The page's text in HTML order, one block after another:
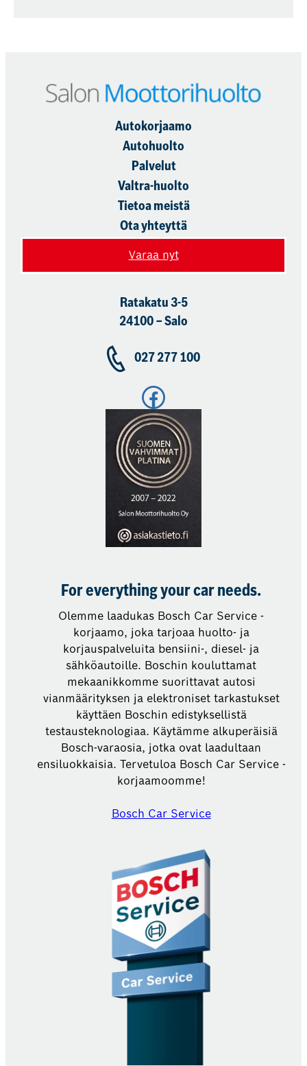
Autokorjaamo
Autohuolto
Palvelut
Valtra-huolto
Tietoa meistä
Ota yhteyttä
Varaa nyt
Ratakatu 3-5
24100 – Salo
027 277 100
Facebook
For everything your car needs.
Olemme laadukas Bosch Car Service -
korjaamo, joka tarjoaa huolto- ja
korjauspalveluita bensiini-, diesel- ja
sähköautoille. Boschin kouluttamat
mekaanikkomme suorittavat autosi
vianmäärityksen ja elektroniset tarkastukset
käyttäen Boschin edistyksellistä
testausteknologiaa. Käytämme alkuperäisiä
Bosch-varaosia, jotka ovat laadultaan
ensiluokkaisia. Tervetuloa Bosch Car Service -
korjaamoomme!
Bosch Car Service